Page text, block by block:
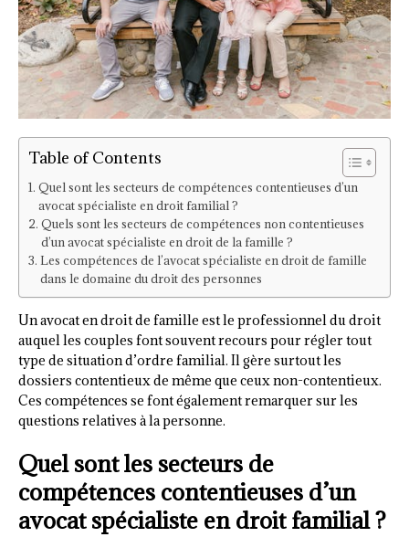
Table of Contents
Quel sont les secteurs de compétences contentieuses d’un
avocat spécialiste en droit familial ?
Quels sont les secteurs de compétences non contentieuses
d’un avocat spécialiste en droit de la famille ?
Les compétences de l’avocat spécialiste en droit de famille
dans le domaine du droit des personnes
Un avocat en droit de famille est le professionnel du droit
auquel les couples font souvent recours pour régler tout
type de situation d’ordre familial. Il gère surtout les
dossiers contentieux de même que ceux non-contentieux.
Ces compétences se font également remarquer sur les
questions relatives à la personne.
Quel sont les secteurs de
compétences contentieuses d’un
avocat spécialiste en droit familial ?